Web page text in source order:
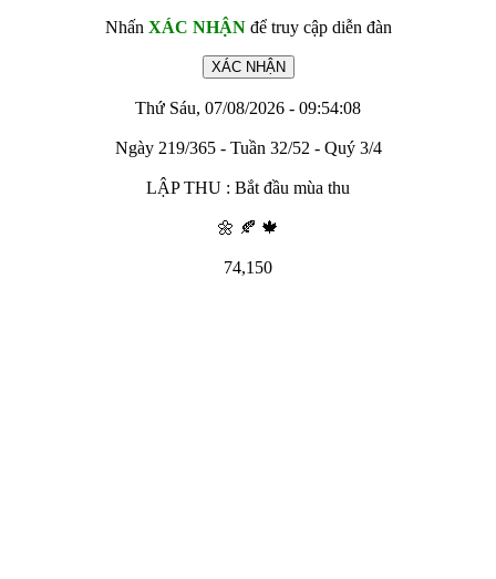
Nhấn XÁC NHẬNđể truy cập diễn đàn
Thứ Sáu, 07/08/2026 - 09:54:08
Ngày 219/365 - Tuần 32/52 - Quý 3/4
LẬP THU : Bắt đầu mùa thu
🌼 🍂 🍁
74,150